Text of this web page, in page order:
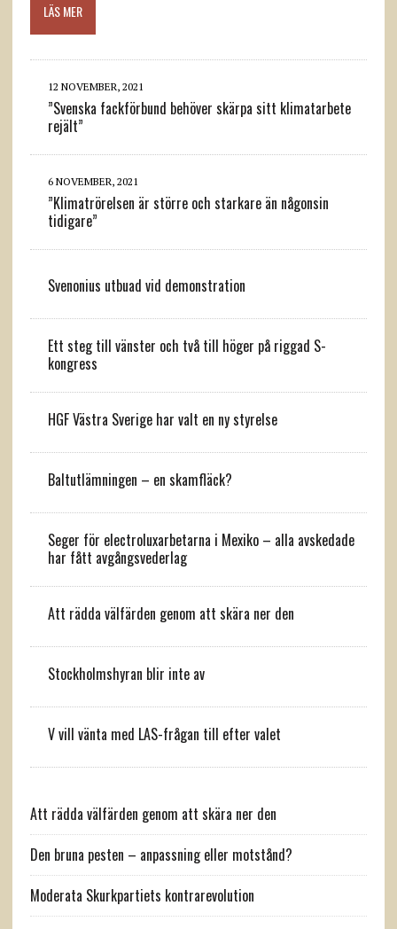
LÄS MER
12 NOVEMBER, 2021
”Svenska fackförbund behöver skärpa sitt klimatarbete
rejält”
6 NOVEMBER, 2021
”Klimatrörelsen är större och starkare än någonsin
tidigare”
Svenonius utbuad vid demonstration
Ett steg till vänster och två till höger på riggad S-
kongress
HGF Västra Sverige har valt en ny styrelse
Baltutlämningen – en skamfläck?
Seger för electroluxarbetarna i Mexiko – alla avskedade
har fått avgångsvederlag
Att rädda välfärden genom att skära ner den
Stockholmshyran blir inte av
V vill vänta med LAS-frågan till efter valet
Att rädda välfärden genom att skära ner den
Den bruna pesten – anpassning eller motstånd?
Moderata Skurkpartiets kontrarevolution